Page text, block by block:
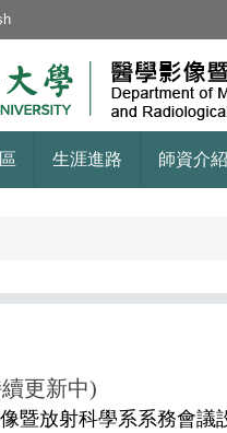
生涯進路 師資介紹
更新中)
暨放射科學系系務會議